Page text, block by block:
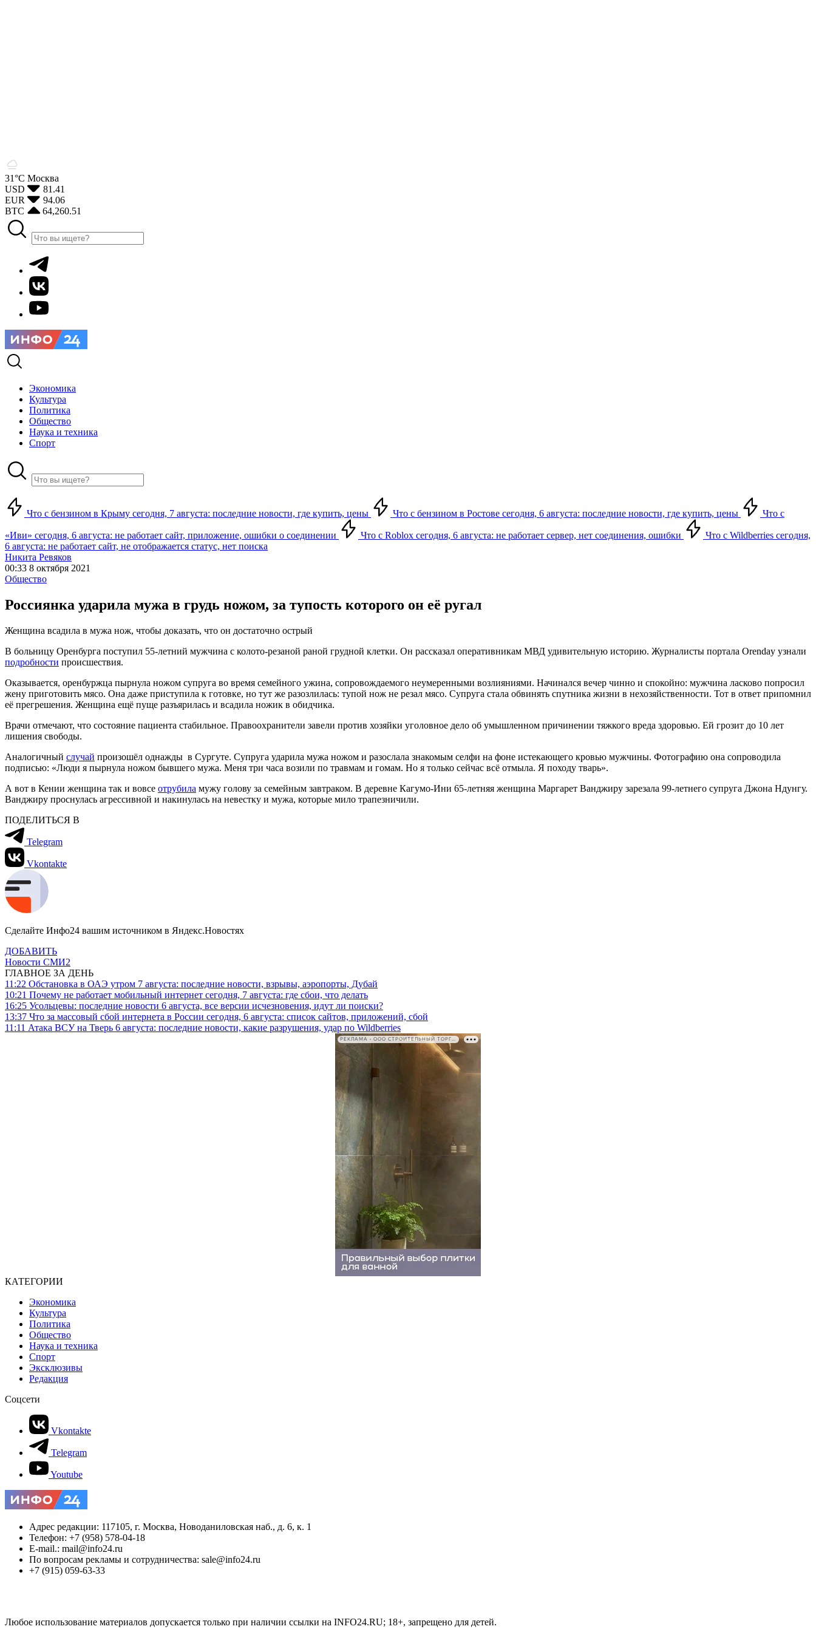
31°С Москва
USD
81.41
EUR
94.06
BTC
64,260.51
Экономика
Культура
Политика
Общество
Наука и техника
Спорт
Что с бензином в Крыму сегодня, 7 августа: последние новости, где купить, цены Что с бензином в Ростове сегодня, 6 августа: последние новости, где купить, цены Что с
«Иви» сегодня, 6 августа: не работает сайт, приложение, ошибки о соединении Что с Roblox сегодня, 6 августа: не работает сервер, нет соединения, ошибки
Что с Wildberries сегодня,
6 августа: не работает сайт, не отображается статус, нет поиска
Никита Ревяков
00:33 8 октября 2021
Общество
Россиянка ударила мужа в грудь ножом, за тупость которого он её ругал
Женщина всадила в мужа нож, чтобы доказать, что он достаточно острый
В больницу Оренбурга поступил 55-летний мужчина с колото-резаной раной грудной клетки. Он рассказал оперативникам МВД удивительную историю. Журналисты портала Orenday узнали
подробности происшествия.
Оказывается, оренбуржца пырнула ножом супруга во время семейного ужина, сопровождаемого неумеренными возлияниями. Начинался вечер чинно и спокойно: мужчина ласково попросил
жену приготовить мясо. Она даже приступила к готовке, но тут же разозлилась: тупой нож не резал мясо. Супруга стала обвинять спутника жизни в нехозяйственности. Тот в ответ припомнил
её прегрешения. Женщина ещё пуще разъярилась и всадила ножик в обидчика.
Врачи отмечают, что состояние пациента стабильное. Правоохранители завели против хозяйки уголовное дело об умышленном причинении тяжкого вреда здоровью. Ей грозит до 10 лет
лишения свободы.
Аналогичный случай произошёл однажды в Сургуте. Супруга ударила мужа ножом и разослала знакомым селфи на фоне истекающего кровью мужчины. Фотографию она сопроводила
подписью: «Люди я пырнула ножом бывшего мужа. Меня три часа возили по травмам и гомам. Но я только сейчас всё отмыла. Я походу тварь».
А вот в Кении женщина так и вовсе отрубила мужу голову за семейным завтраком. В деревне Кагумо-Ини 65-летняя женщина Маргарет Ванджиру зарезала 99-летнего супруга Джона Ндунгу.
Ванджиру проснулась агрессивной и накинулась на невестку и мужа, которые мило трапезничили.
ПОДЕЛИТЬСЯ В
Telegram
Vkontakte
Сделайте Инфо24 вашим источником в Яндекс.Новостях
ДОБАВИТЬ
Новости СМИ2
ГЛАВНОЕ ЗА ДЕНЬ
11:22 Обстановка в ОАЭ утром 7 августа: последние новости, взрывы, аэропорты, Дубай
10:21 Почему не работает мобильный интернет сегодня, 7 августа: где сбои, что делать
16:25 Усольцевы: последние новости 6 августа, все версии исчезновения, идут ли поиски?
13:37 Что за массовый сбой интернета в России сегодня, 6 августа: список сайтов, приложений, сбой
11:11 Атака ВСУ на Тверь 6 августа: последние новости, какие разрушения, удар по Wildberries
РЕКЛАМА • ООО СТРОИТЕЛЬНЫЙ ТОРГОВЫЙ ДОМ «ПЕТРОВИЧ». ИНН: 7802348846
КАТЕГОРИИ
Экономика
Культура
Политика
Общество
Наука и техника
Спорт
Эксклюзивы
Редакция
Соцсети
Vkontakte
Telegram
Youtube
Адрес редакции: 117105, г. Москва, Новоданиловская наб., д. 6, к. 1
Телефон: +7 (958) 578-04-18
E-mail.: mail@info24.ru
По вопросам рекламы и сотрудничества: sale@info24.ru
+7 (915) 059-63-33
Любое использование материалов допускается только при наличии ссылки на INFO24.RU; 18+, запрещено для детей.